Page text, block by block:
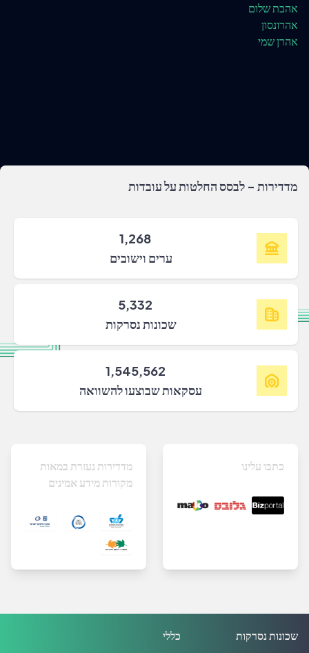
אהבת שלום
אהרונסון
אהרן שמי
מדדירות - לבסס החלטות על עובדות
1,268
ערים וישובים
5,332
שכונות נסרקות
1,545,562
עסקאות שבוצעו להשוואה
מדדירות נעזרת במאות
מקורות מידע אמינים
כתבו עלינו
כללי שכונות נסרקות